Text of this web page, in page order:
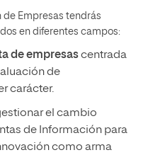
de Empresas tendrás
en diferentes campos:
de empresascentrada
de
carácter.
el cambio
de Información para
como arma